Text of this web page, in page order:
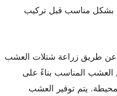
بشكل مناسب قبل تركيب
عن طريق زراعة شتلات العشب
العشب المناسب بناءً على
يتم توفير العشب